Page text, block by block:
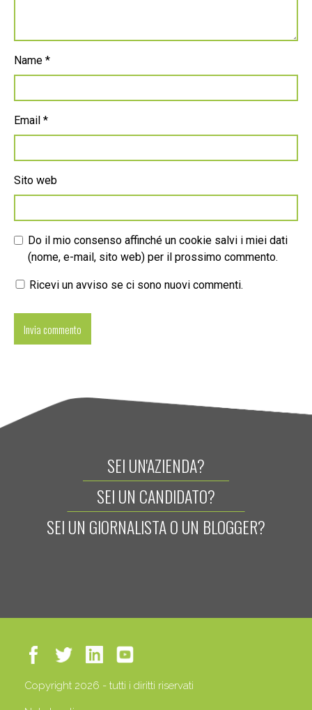
Name *
Email *
Sito web
Do il mio consenso affinché un cookie salvi i miei dati
(nome, e-mail, sito web) per il prossimo commento.
Ricevi un avviso se ci sono nuovi commenti.
SEI UN'AZIENDA?
SEI UN CANDIDATO?
SEI UN GIORNALISTA O UN BLOGGER?
Copyright 2026 - tutti i diritti riservati